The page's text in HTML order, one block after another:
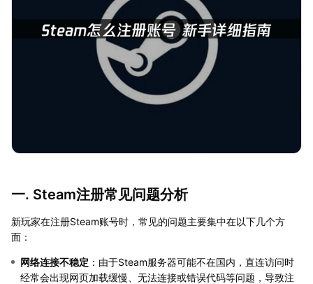
一. Steam注册常见问题分析
新玩家在注册Steam账号时，常见的问题主要集中在以下几个方
面：
网络连接不稳定 ：由于Steam服务器可能不在国内，直连访问时
经常会出现网页加载缓慢、无法连接或错误代码等问题，导致注